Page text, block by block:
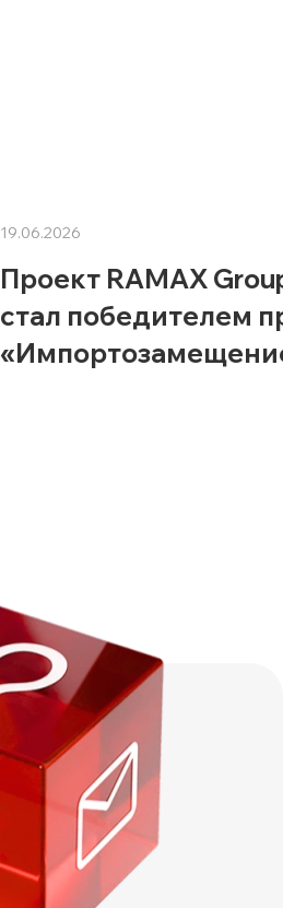
19.06.2026
Проект RAMAX
стал победителем